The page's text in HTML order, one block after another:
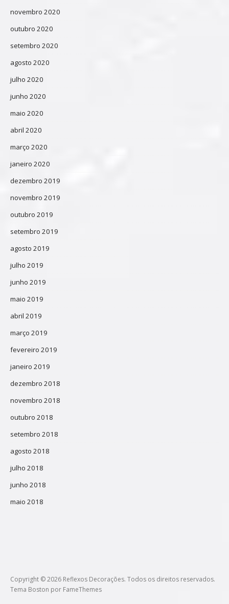
novembro 2020
outubro 2020
setembro 2020
agosto 2020
julho 2020
junho 2020
maio 2020
abril 2020
março 2020
janeiro 2020
dezembro 2019
novembro 2019
outubro 2019
setembro 2019
agosto 2019
julho 2019
junho 2019
maio 2019
abril 2019
março 2019
fevereiro 2019
janeiro 2019
dezembro 2018
novembro 2018
outubro 2018
setembro 2018
agosto 2018
julho 2018
junho 2018
maio 2018
Copyright © 2026 Reflexos Decorações. Todos os direitos reservados.
Tema Boston por FameThemes